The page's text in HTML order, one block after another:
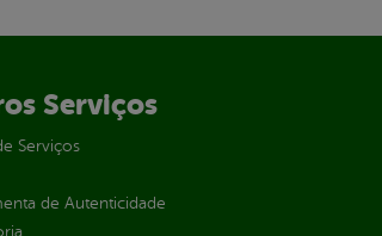
Serviços
Serviços
de Autenticidade